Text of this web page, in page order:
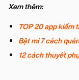
Xem thêm:
TOP 20 app kiếm
Bật mí 7 cách
12 cách thuyết